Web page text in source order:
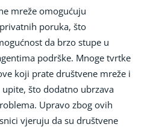
mreže omogućuju
poruka, što
da brzo stupe u
podrške. Mnoge tvrtke
koji prate društvene mreže i
što dodatno ubrzava
Upravo zbog ovih
vjeruju da su društvene